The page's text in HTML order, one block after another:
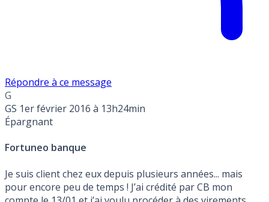
Répondre à ce message
G
GS 1er février 2016 à 13h24min
Épargnant
Fortuneo banque
Je suis client chez eux depuis plusieurs années... mais
pour encore peu de temps ! J’ai crédité par CB mon